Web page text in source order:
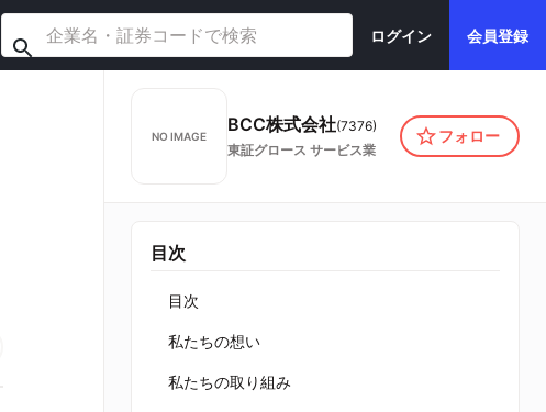
ログイン 会員登録
NO IMAGE
BCC株式会社(7376)
東証グロース サービス業
フォロー
目次
目次
私たちの想い
私たちの取り組み